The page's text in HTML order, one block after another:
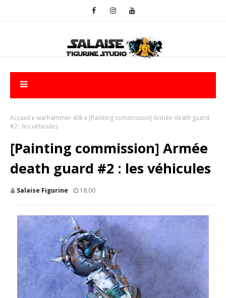
Accueil warhammer 40k
[Painting commission] Armée death guard
#2 : les véhicules
[Painting commission] Armée
death guard #2 : les véhicules
Salaise Figurine 18:00